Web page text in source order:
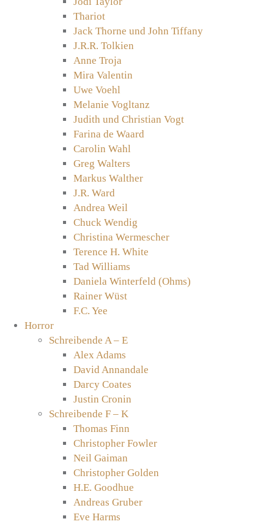
Thariot
Jack Thorne und John Tiffany
J.R.R. Tolkien
Anne Troja
Mira Valentin
Uwe Voehl
Melanie Vogltanz
Judith und Christian Vogt
Farina de Waard
Carolin Wahl
Greg Walters
Markus Walther
J.R. Ward
Andrea Weil
Chuck Wendig
Christina Wermescher
Terence H. White
Tad Williams
Daniela Winterfeld (Ohms)
Rainer Wüst
F.C. Yee
Horror
Schreibende A – E
Alex Adams
David Annandale
Darcy Coates
Justin Cronin
Schreibende F – K
Thomas Finn
Christopher Fowler
Neil Gaiman
Christopher Golden
H.E. Goodhue
Andreas Gruber
Eve Harms